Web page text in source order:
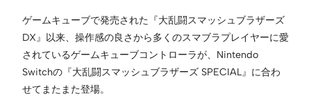
ゲームキューブで発売された『大乱闘スマッシュブラザーズ
DX』以来、操作感の良さから多くのスマブラプレイヤーに愛
されているゲームキューブコントローラが、Nintendo
Switchの『大乱闘スマッシュブラザーズ SPECIAL』に合わ
せてまたまた登場。